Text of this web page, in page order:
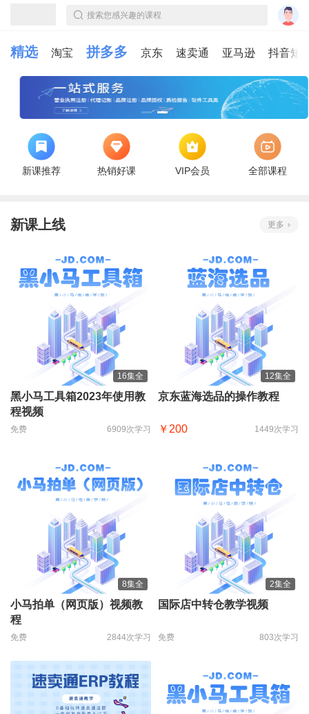
搜索您感兴趣的课程
精选 淘宝 拼多多 京东 速卖通 亚马逊 抖音短
新课推荐 热销好课 VIP会员 全部课程
新课上线 更多
16集全
黑小马工具箱2023年使用教
程视频
免费 6909次学习
12集全
京东蓝海选品的操作教程
￥200 1449次学习
8集全
小马拍单（网页版）视频教
程
免费 2844次学习
2集全
国际店中转仓教学视频
免费 803次学习